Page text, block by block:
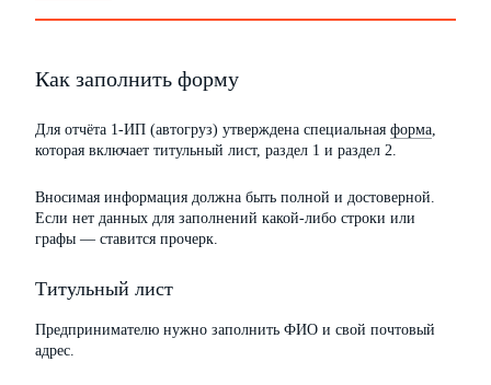
Как заполнить форму
Для отчёта 1-ИП (автогруз) утверждена специальная форма,
которая включает титульный лист, раздел 1 и раздел 2.
Вносимая информация должна быть полной и достоверной.
Если нет данных для заполнений какой-либо строки или
графы — ставится прочерк.
Титульный лист
Предпринимателю нужно заполнить ФИО и свой почтовый
адрес.